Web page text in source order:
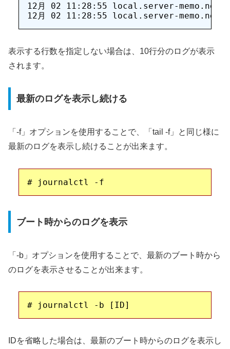
12月 02 11:28:55 local.server-memo.net
表示する行数を指定しない場合は、10行分のログが表示
されます。
最新のログを表示し続ける
「-f」オプションを使用することで、「tail -f」と同じ様に
最新のログを表示し続けることが出来ます。
ブート時からのログを表示
「-b」オプションを使用することで、最新のブート時から
のログを表示させることが出来ます。
IDを省略した場合は、最新のブート時からのログを表示し